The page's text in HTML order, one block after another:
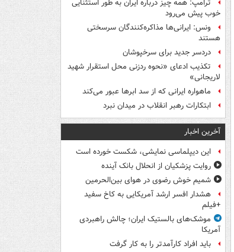
ترامپ: همه چیز درباره ایران به طور استثنایی
خوب پیش می‌رود
ونس: ایرانی‌ها مذاکره‌کنندگان سرسختی
هستند
دردسر جدید برای سرخپوشان
تکذیب ادعای «نحوه ردزنی محل استقرار شهید
لاریجانی»
ماهواره ایرانی که از سد ابرها عبور می‌کند
ابتکارات رهبر انقلاب در میدان نبرد
آخرین اخبار
این دیپلماسی نمایشی، شکست خورده است
روایت پزشکیان از انحلال بانک آینده
شمیم خوش رضوی در هوای بین‌الحرمین
هشدار افسر ارشد آمریکایی به کاخ سفید
+فیلم
موشک‌های بالستیک ایران؛ چالش راهبردی
آمریکا
باید افراد کارآمدتر را به کار گرفت